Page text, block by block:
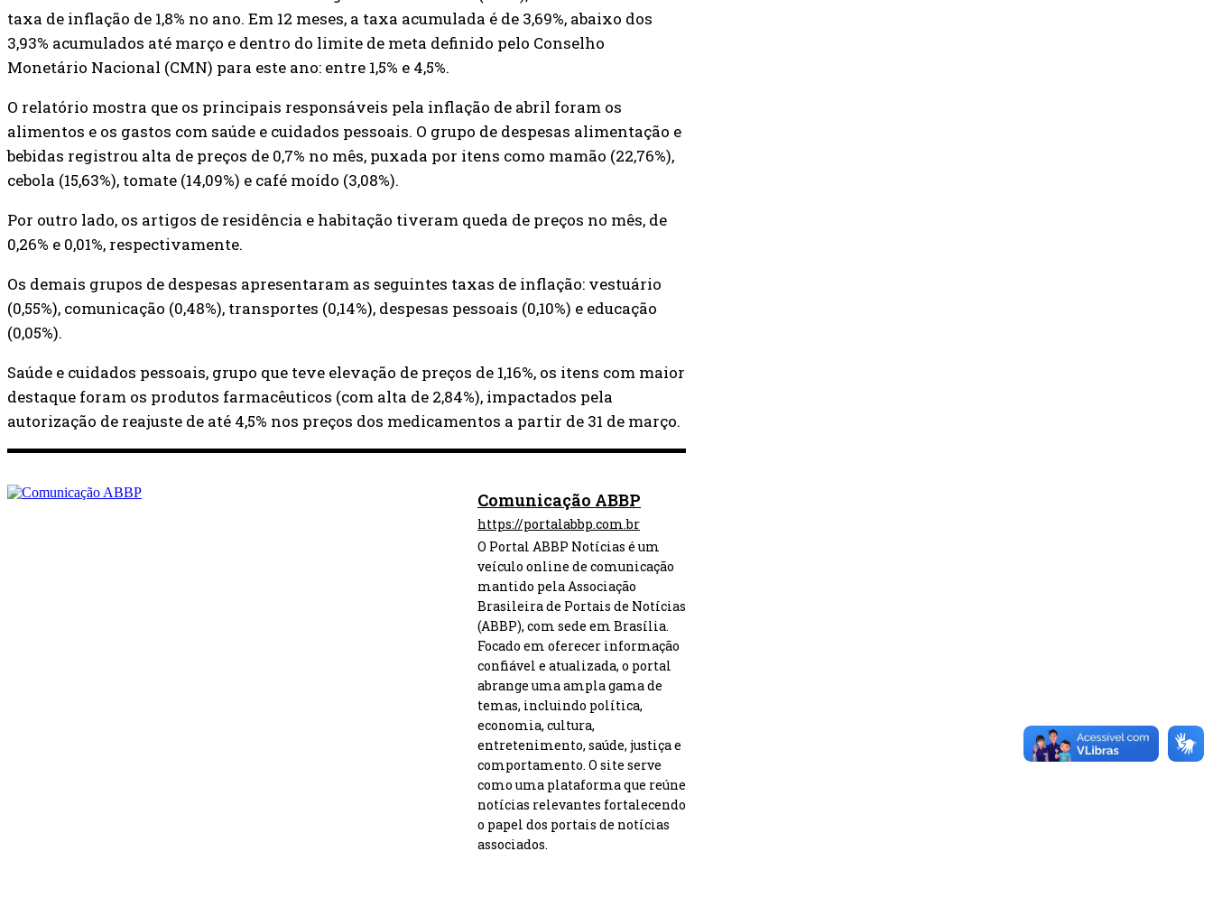
taxa de inflação de 1,8% no ano. Em 12 meses, a taxa acumulada é de 3,69%, abaixo dos
3,93% acumulados até março e dentro do limite de meta definido pelo Conselho
Monetário Nacional (CMN) para este ano: entre 1,5% e 4,5%.
O relatório mostra que os principais responsáveis pela inflação de abril foram os
alimentos e os gastos com saúde e cuidados pessoais. O grupo de despesas alimentação e
bebidas registrou alta de preços de 0,7% no mês, puxada por itens como mamão (22,76%),
cebola (15,63%), tomate (14,09%) e café moído (3,08%).
Por outro lado, os artigos de residência e habitação tiveram queda de preços no mês, de
0,26% e 0,01%, respectivamente.
Os demais grupos de despesas apresentaram as seguintes taxas de inflação: vestuário
(0,55%), comunicação (0,48%), transportes (0,14%), despesas pessoais (0,10%) e educação
(0,05%).
Saúde e cuidados pessoais, grupo que teve elevação de preços de 1,16%, os itens com maior
destaque foram os produtos farmacêuticos (com alta de 2,84%), impactados pela
autorização de reajuste de até 4,5% nos preços dos medicamentos a partir de 31 de março.
Comunicação ABBP
https://portalabbp.com.br
O Portal ABBP Notícias é um
veículo online de comunicação
mantido pela Associação
Brasileira de Portais de Notícias
(ABBP), com sede em Brasília.
Focado em oferecer informação
confiável e atualizada, o portal
abrange uma ampla gama de
temas, incluindo política,
economia, cultura,
entretenimento, saúde, justiça e
comportamento. O site serve
como uma plataforma que reúne
notícias relevantes fortalecendo
o papel dos portais de notícias
associados.